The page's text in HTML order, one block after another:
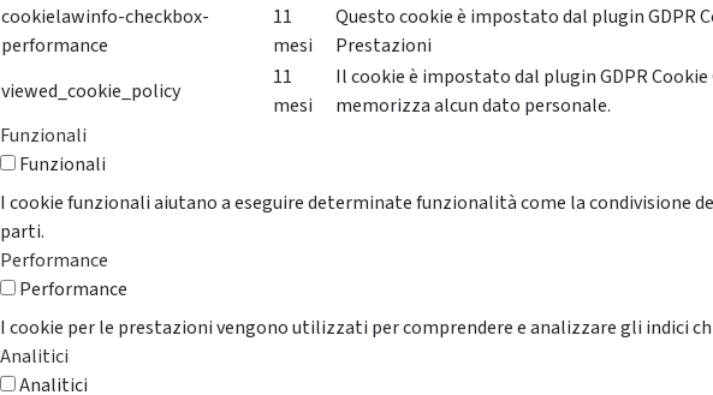
cookielawinfo-checkbox-
performance
11
mesi
Questo cookie è impostato dal plugin GDPR
Prestazioni
viewed_cookie_policy
11
mesi
Il cookie è impostato dal plugin GDPR
memorizza alcun dato personale.
Funzionali
Funzionali
I cookie funzionali aiutano a eseguire determinate funzionalità come la condivisione
parti.
Performance
Performance
I cookie per le prestazioni vengono utilizzati per comprendere e analizzare gli indici
Analitici
Analitici